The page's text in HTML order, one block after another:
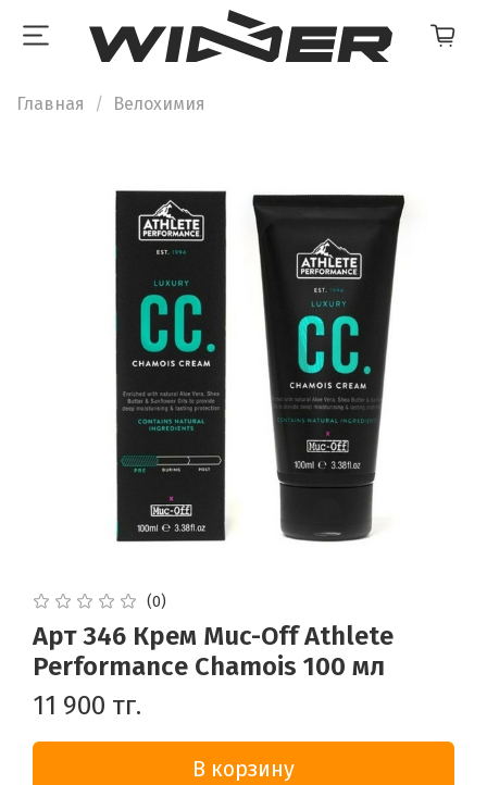
Главная Велохимия
(0)
Арт 346 Крем Muc-Off Athlete
Performance Chamois 100 мл
11 900 тг.
В корзину